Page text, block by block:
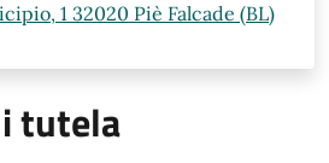
1 32020 Piè Falcade (BL)
tutela